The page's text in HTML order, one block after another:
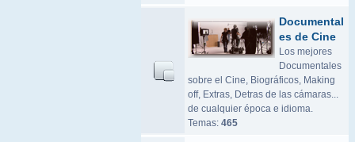
Documental
es de Cine
Los mejores
Documentales
sobre el Cine, Biográficos, Making
off, Extras, Detras de las cámaras...
de cualquier época e idioma.
Temas: 465